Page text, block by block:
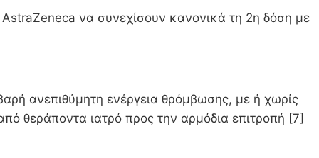
να συνεχίσουν κανονικά τη 2η δόση με
ανεπιθύμητη ενέργεια θρόμβωσης, με ή χωρίς
θεράποντα ιατρό προς την αρμόδια επιτροπή [7]